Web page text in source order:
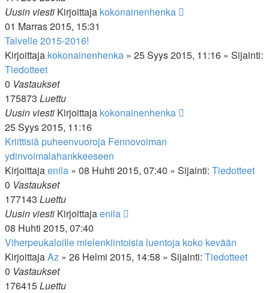
Uusin viesti Kirjoittaja kokonainenhenka
01 Marras 2015, 15:31
Talvelle 2015-2016!
Kirjoittaja kokonainenhenka » 25 Syys 2015, 11:16 » Sijainti:
Tiedotteet
0 Vastaukset
175873 Luettu
Uusin viesti Kirjoittaja kokonainenhenka
25 Syys 2015, 11:16
Kriittisiä puheenvuoroja Fennovoiman
ydinvoimalahankkeeseen
Kirjoittajaenila » 08 Huhti 2015, 07:40 » Sijainti: Tiedotteet
0 Vastaukset
177143 Luettu
Uusin viesti Kirjoittajaenila
08 Huhti 2015, 07:40
Viherpeukaloille mielenkiintoisia luentoja koko kevään
KirjoittajaAz » 26 Helmi 2015, 14:58 » Sijainti: Tiedotteet
0 Vastaukset
176415Luettu